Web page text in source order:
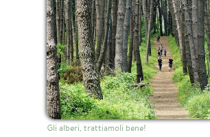
Gli alberi, trattiamoli bene!